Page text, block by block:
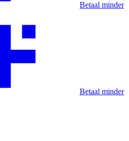
Betaal minder
Betaal minder